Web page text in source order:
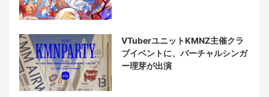
VTuberユニットKMNZ主催クラ
ブイベントに、バーチャルシンガ
ー理芽が出演